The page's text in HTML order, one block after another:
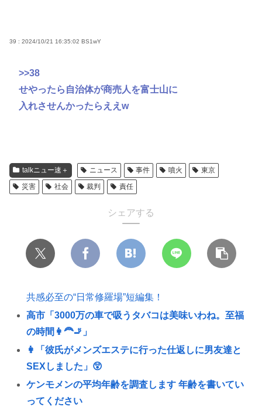
39 : 2024/10/21 16:35:02 BS1wY
>>38
せやったら自治体が商売人を富士山に
入れさせんかったらええw
talkニュー速＋ ニュース 事件 噴火
東京
災害
社会 裁判 責任
シェアする
共感必至の“日常修羅場”短編集！
高市「3000万の車で吸うタバコは美味いわね。至福
の時間👩‍🦰🚬」
👩「彼氏がメンズエステに行った仕返しに男友達と
SEXしました」😲
ケンモメンの平均年齢を調査します 年齢を書いてい
ってください